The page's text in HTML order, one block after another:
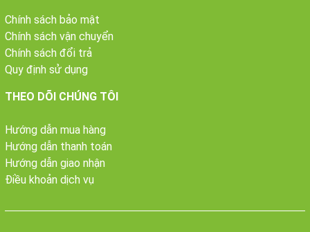
Chính sách bảo mật
Chính sách vận chuyển
Chính sách đổi trả
Quy định sử dụng
THEO DÕI CHÚNG TÔI
Hướng dẫn mua hàng
Hướng dẫn thanh toán
Hướng dẫn giao nhận
Điều khoản dịch vụ